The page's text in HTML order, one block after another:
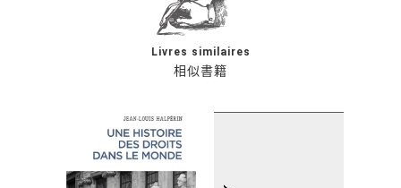
相似書籍
Livres similaires